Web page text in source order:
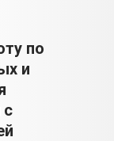
по
и
с